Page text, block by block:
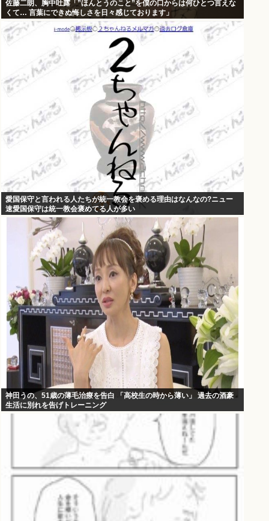
佐藤二朗、胸中吐露「”ほんとうのこと”を僕の口からは何ひとつ言えな
くて… 言葉にできぬ悔しさを日々感じております」
愛国保守と言われる人たちが統一教会を褒める理由はなんなの?ニュー
速愛国保守は統一教会褒めてる人が多い
神田うの、51歳の薄毛治療を告白 「高校生の時から薄い」 過去の酒豪
生活に別れを告げトレーニング